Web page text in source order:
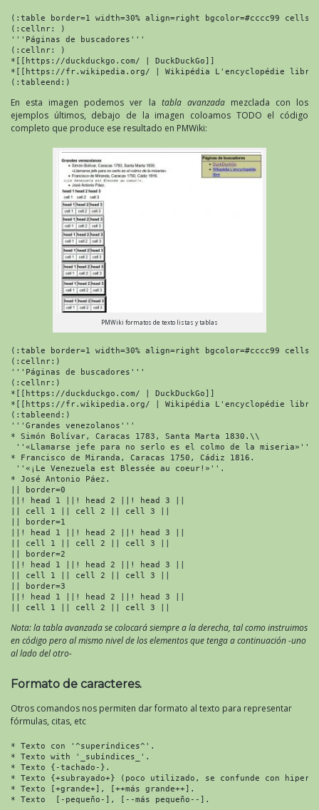
(:table border=1 width=30% align=right bgcolor=#cccc99
(:cellnr: )
'''Páginas de buscadores'''
(:cellnr: )
*[[https://duckduckgo.com/ | DuckDuckGo]]
*[[https://fr.wikipedia.org/ | Wikipédia L'encyclopédie
(:tableend:)
En esta imagen podemos ver la tabla avanzadamezclada con los
ejemplos últimos, debajo de la imagen coloamos TODO el código
completo que produce ese resultado en PMWiki:
PMWiki formatos de texto listas y tablas
(:table border=1 width=30% align=right bgcolor=#cccc99
(:cellnr:)
'''Páginas de buscadores'''
(:cellnr:)
*[[https://duckduckgo.com/ | DuckDuckGo]]
*[[https://fr.wikipedia.org/ | Wikipédia L'encyclopédie
(:tableend:)
'''Grandes venezolanos'''
* Simón Bolívar, Caracas 1783, Santa Marta 1830.\\
''«Llamarse jefe para no serlo es el colmo de la miseria»''.
* Francisco de Miranda, Caracas 1750, Cádiz 1816.
''«¡Le Venezuela est Blessée au coeur!»''.
* José Antonio Páez.
|| border=0
||! head 1 ||! head 2 ||! head 3 ||
|| cell 1 || cell 2 || cell 3 ||
|| border=1
||! head 1 ||! head 2 ||! head 3 ||
|| cell 1 || cell 2 || cell 3 ||
|| border=2
||! head 1 ||! head 2 ||! head 3 ||
|| cell 1 || cell 2 || cell 3 ||
|| border=3
||! head 1 ||! head 2 ||! head 3 ||
|| cell 1 || cell 2 || cell 3 ||
Nota: la tabla avanzada se colocará siempre a la derecha, tal como instruimos
en código pero al mismo nivel de los elementos que tenga a continuación -uno
al lado del otro-
Formato de caracteres.
Otros comandos nos permiten dar formato al texto para representar
fórmulas, citas, etc
* Texto con '^superíndices^'.
* Texto with '_subíndices_'.
* Texto {-tachado-}.
* Texto {+subrayado+} (poco utilizado, se confunde con
* Texto [+grande+], [++más grande++].
* Texto  [-pequeño-], [--más pequeño--].